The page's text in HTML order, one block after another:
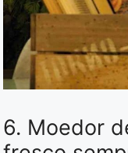
6. Moedor